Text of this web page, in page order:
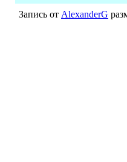
Запись от AlexanderG